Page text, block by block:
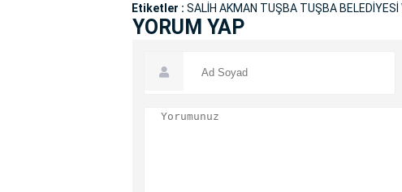
Etiketler : SALİH AKMAN TUŞBA TUŞBA BELEDİYESİ
YORUM YAP